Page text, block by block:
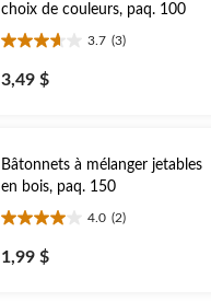
choix de couleurs, paq. 100
3.7 (3)
3.7
étoile(s)
sur
3,49 $
Bâtonnets à mélanger jetables
en bois, paq. 150
4.0 (2)
4.0
étoile(s)
sur
1,99 $